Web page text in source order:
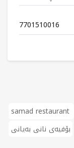
7701510016
samad restaurant
بۆفیەی نانی بەیانی